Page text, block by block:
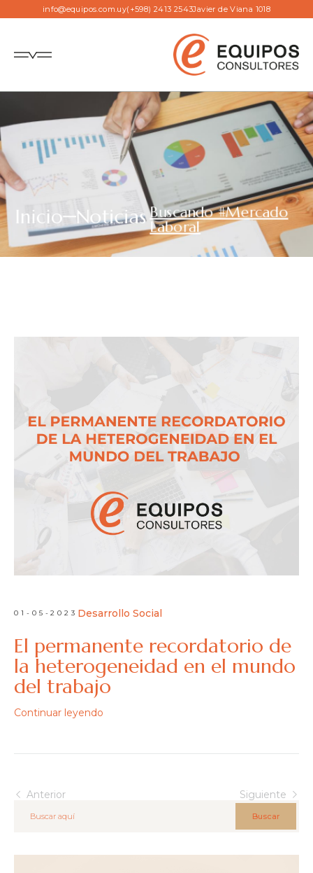
info@equipos.com.uy(+598) 2413 2543Javier de Viana 1018
Inicio NoticiasBuscando #Mercado
Laboral
01-05-2023 Desarrollo Social
El permanente recordatorio de
la heterogeneidad en el mundo
del trabajo
Continuar leyendo
Anterior Siguiente
Buscar